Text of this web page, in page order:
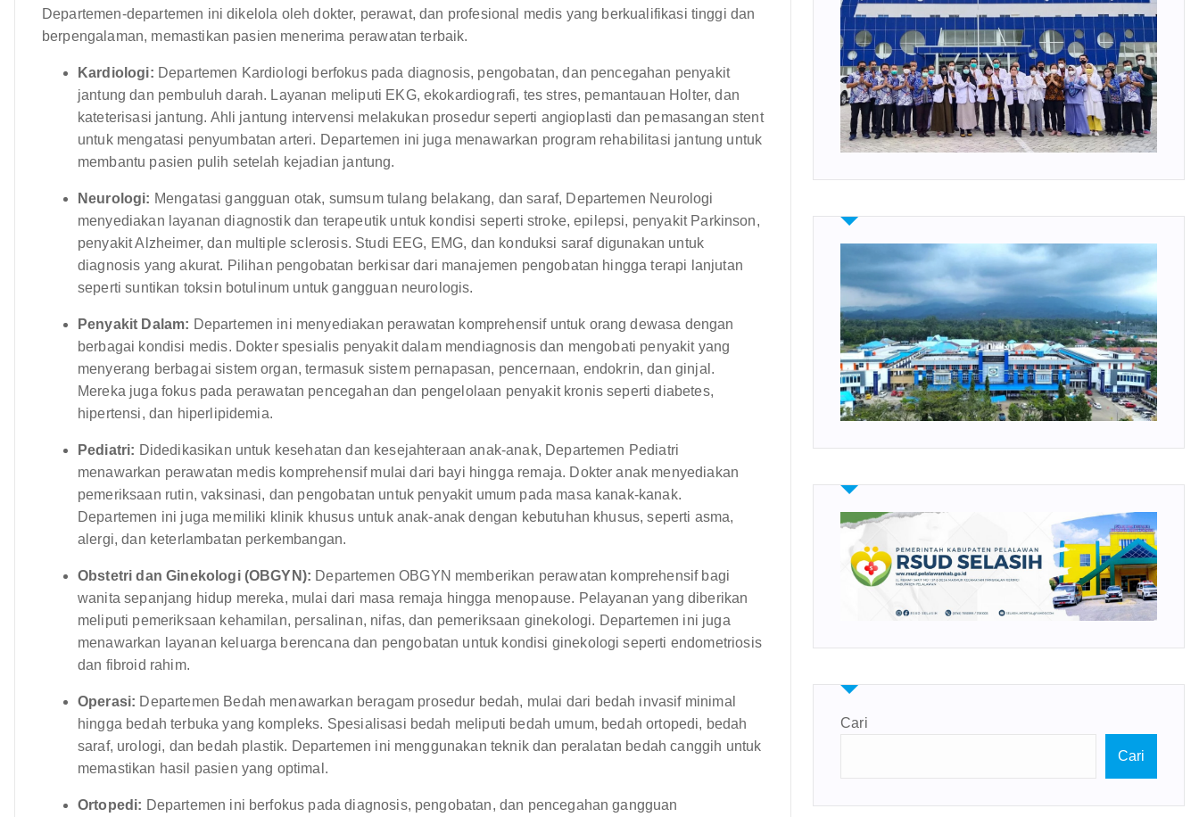
Departemen-departemen ini dikelola oleh dokter, perawat, dan profesional medis yang berkualifikasi tinggi dan
berpengalaman, memastikan pasien menerima perawatan terbaik.
Kardiologi: Departemen Kardiologi berfokus pada diagnosis, pengobatan, dan pencegahan penyakit
jantung dan pembuluh darah. Layanan meliputi EKG, ekokardiografi, tes stres, pemantauan Holter, dan
kateterisasi jantung. Ahli jantung intervensi melakukan prosedur seperti angioplasti dan pemasangan stent
untuk mengatasi penyumbatan arteri. Departemen ini juga menawarkan program rehabilitasi jantung untuk
membantu pasien pulih setelah kejadian jantung.
Neurologi: Mengatasi gangguan otak, sumsum tulang belakang, dan saraf, Departemen Neurologi
menyediakan layanan diagnostik dan terapeutik untuk kondisi seperti stroke, epilepsi, penyakit Parkinson,
penyakit Alzheimer, dan multiple sclerosis. Studi EEG, EMG, dan konduksi saraf digunakan untuk
diagnosis yang akurat. Pilihan pengobatan berkisar dari manajemen pengobatan hingga terapi lanjutan
seperti suntikan toksin botulinum untuk gangguan neurologis.
Penyakit Dalam: Departemen ini menyediakan perawatan komprehensif untuk orang dewasa dengan
berbagai kondisi medis. Dokter spesialis penyakit dalam mendiagnosis dan mengobati penyakit yang
menyerang berbagai sistem organ, termasuk sistem pernapasan, pencernaan, endokrin, dan ginjal.
Mereka juga fokus pada perawatan pencegahan dan pengelolaan penyakit kronis seperti diabetes,
hipertensi, dan hiperlipidemia.
Pediatri: Didedikasikan untuk kesehatan dan kesejahteraan anak-anak, Departemen Pediatri
menawarkan perawatan medis komprehensif mulai dari bayi hingga remaja. Dokter anak menyediakan
pemeriksaan rutin, vaksinasi, dan pengobatan untuk penyakit umum pada masa kanak-kanak.
Departemen ini juga memiliki klinik khusus untuk anak-anak dengan kebutuhan khusus, seperti asma,
alergi, dan keterlambatan perkembangan.
Obstetri dan Ginekologi (OBGYN): Departemen OBGYN memberikan perawatan komprehensif bagi
wanita sepanjang hidup mereka, mulai dari masa remaja hingga menopause. Pelayanan yang diberikan
meliputi pemeriksaan kehamilan, persalinan, nifas, dan pemeriksaan ginekologi. Departemen ini juga
menawarkan layanan keluarga berencana dan pengobatan untuk kondisi ginekologi seperti endometriosis
dan fibroid rahim.
Operasi: Departemen Bedah menawarkan beragam prosedur bedah, mulai dari bedah invasif minimal
hingga bedah terbuka yang kompleks. Spesialisasi bedah meliputi bedah umum, bedah ortopedi, bedah
saraf, urologi, dan bedah plastik. Departemen ini menggunakan teknik dan peralatan bedah canggih untuk
memastikan hasil pasien yang optimal.
Ortopedi: Departemen ini berfokus pada diagnosis, pengobatan, dan pencegahan gangguan
Cari
Cari